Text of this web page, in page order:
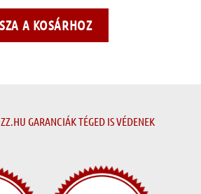
A KOSÁRHOZ
GARANCIÁK TÉGED IS VÉDENEK